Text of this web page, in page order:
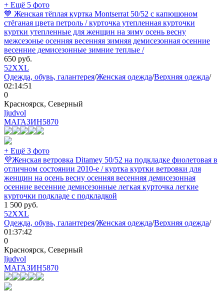
+ Ещё 5 фото
💙 Женская тёплая куртка Montserrat 50/52 с капюшоном
стёганая цвета петроль / курточка утепленная курточки
куртки утепленные для женщин на зиму осень весну
межсезонье осенняя весенняя зимняя демисезонная осенние
весенние демисезонные зимние теплые /
650 руб.
52XXL
Одежда, обувь, галантерея/Женская одежда/Верхняя одежда/
02:14:51
0
Красноярск, Северный
ljudvol
МАГАЗИН5870
+ Ещё 3 фото
💜Женская ветровка Ditamey 50/52 на подкладке фиолетовая в
отличном состоянии 2010-е / куртка куртки ветровки для
женщин на осень весну осенняя весенняя демисезонная
осенние весенние демисезонные легкая курточка легкие
курточки подкладе с подкладкой
1 500 руб.
52XXL
Одежда, обувь, галантерея/Женская одежда/Верхняя одежда/
01:37:42
0
Красноярск, Северный
ljudvol
МАГАЗИН5870